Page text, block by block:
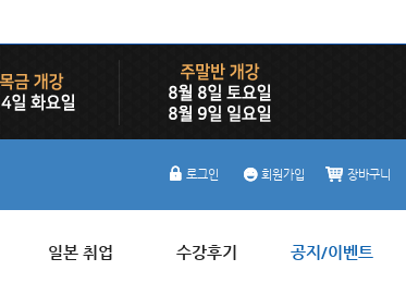
로그인 회원가입 장바구니
일본 취업 수강후기 공지/이벤트